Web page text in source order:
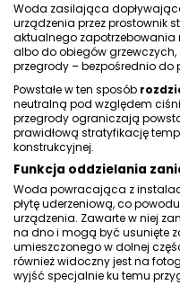
Woda zasilająca
urządzenia przez prostownik
aktualnego zapotrzebowania
albo do obiegów
przegrody – bezpośrednio do
Powstałe w ten sposób
neutralną pod względem
przegrody ograniczają
prawidłową stratyfikację
konstrukcyjnej.
Funkcja oddzielania
Woda powracająca z
płytę uderzeniową, co
urządzenia. Zawarte w niej
na dno i mogą być usunięte
umieszczonego w dolnej
również widoczny jest na
wyjść specjalnie ku temu